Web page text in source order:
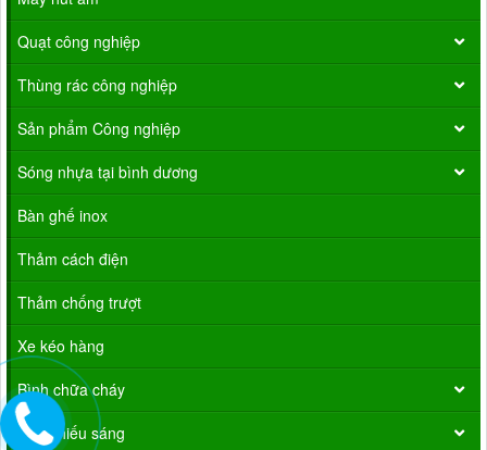
Quạt công nghiệp
Thùng rác công nghiệp
Sản phẩm Công nghiệp
Sóng nhựa tại bình dương
Bàn ghế inox
Thảm cách điện
Thảm chống trượt
Xe kéo hàng
Bình chữa cháy
Đèn chiếu sáng